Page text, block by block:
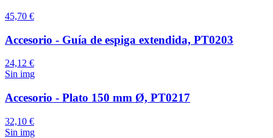
45,70 €
Accesorio - Guía de espiga extendida, PT0203
24,12 €
Sin img
Accesorio - Plato 150 mm Ø, PT0217
32,10 €
Sin img